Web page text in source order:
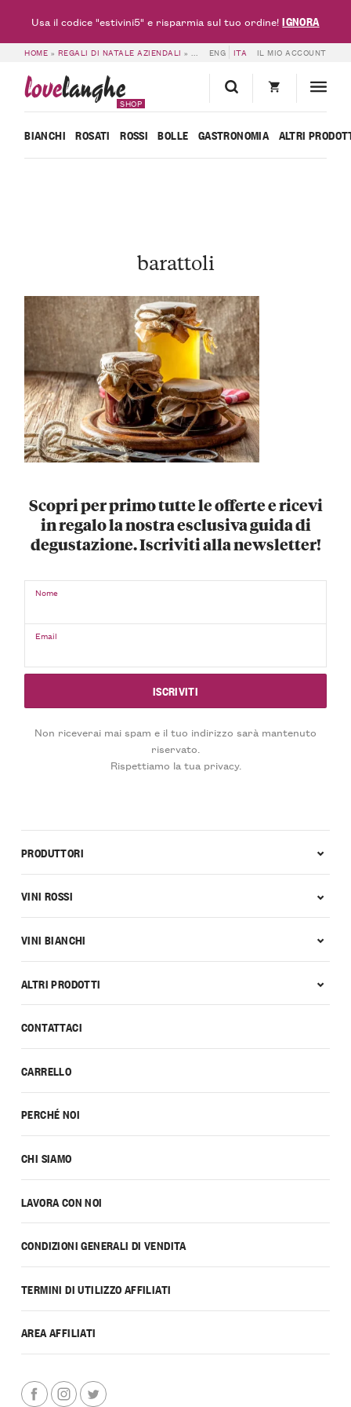
HOME » REGALI DI NATALE AZIENDALI »BARATTOLI
ENG ITA IL MIO ACCOUNT
lovelanghe
SHOP
BIANCHI ROSATI ROSSI BOLLE GASTRONOMIA ALTRI
barattoli
Scopri per primo tutte le offerte e ricevi
in regalo la nostra esclusiva guida di
degustazione. Iscriviti alla newsletter!
Nome
Email
Non riceverai mai spam e il tuo indirizzo sarà mantenuto
riservato.
Rispettiamo la tua privacy.
CONTATTACI
CARRELLO
PERCHÉ NOI
CHI SIAMO
LAVORA CON NOI
CONDIZIONI GENERALI DI VENDITA
TERMINI DI UTILIZZO AFFILIATI
AREA AFFILIATI
PRODUTTORI
VINI ROSSI
VINI BIANCHI
ALTRI PRODOTTI
Usa il codice "estivini5" e risparmia sul tuo ordine!IGNORA